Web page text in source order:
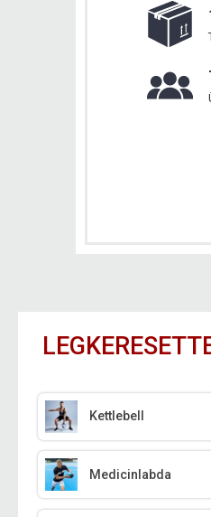
Kettlebell
Medicinlabda